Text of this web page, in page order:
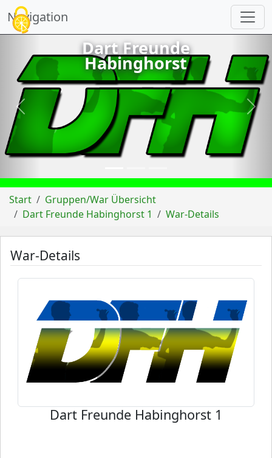
Navigation
vorheriges
Dart Freunde
Habinghorst
Start
Gruppen/War Übersicht
Dart Freunde Habinghorst 1
War-Details
War-Details
Dart Freunde Habinghorst 1
Cookie-Einstellungen